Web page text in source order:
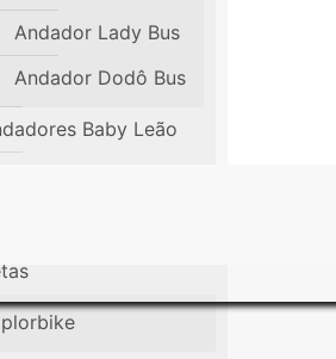
Andador Lady Bus
Andador Dodô Bus
Baby Leão